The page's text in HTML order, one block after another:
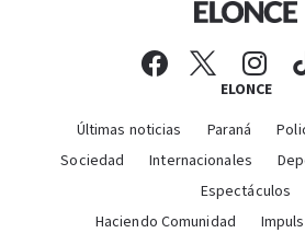
ELONCE
Últimas noticias Paraná
Sociedad
Internacionales
Espectáculos
Haciendo Comunidad